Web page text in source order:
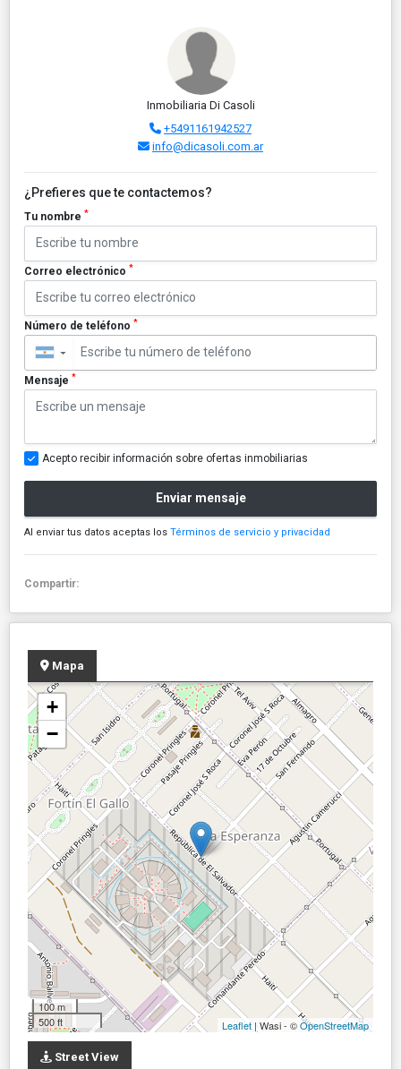
Inmobiliaria Di Casoli
+5491161942527
info@dicasoli.com.ar
¿Prefieres que te contactemos?
Tu nombre *
Correo electrónico *
Número de teléfono *
▼
Mensaje *
Acepto recibir información sobre ofertas inmobiliarias
Enviar mensaje
Al enviar tus datos aceptas los Términos de servicio y privacidad
Compartir:
Mapa
+
−
100 m
500 ft
Leaflet | Wasi - ©OpenStreetMap
Street View